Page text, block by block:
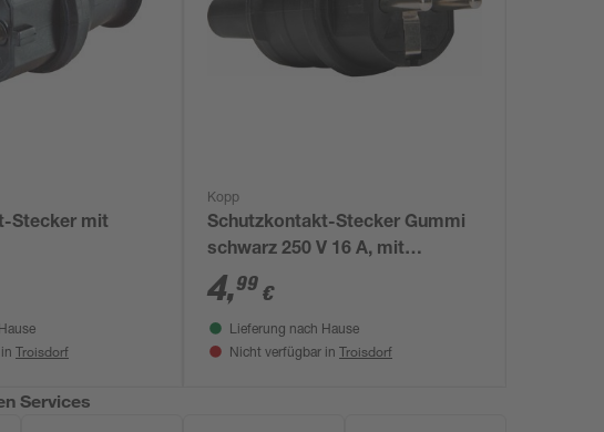
Stecker mit
Troisdorf
Kopp
Schutzkontakt-Stecker Gummi
schwarz 250 V 16 A, mit
Knickschutz
4,99 €
Lieferung nach Hause
Nicht verfügbar in Troisdorf
Services